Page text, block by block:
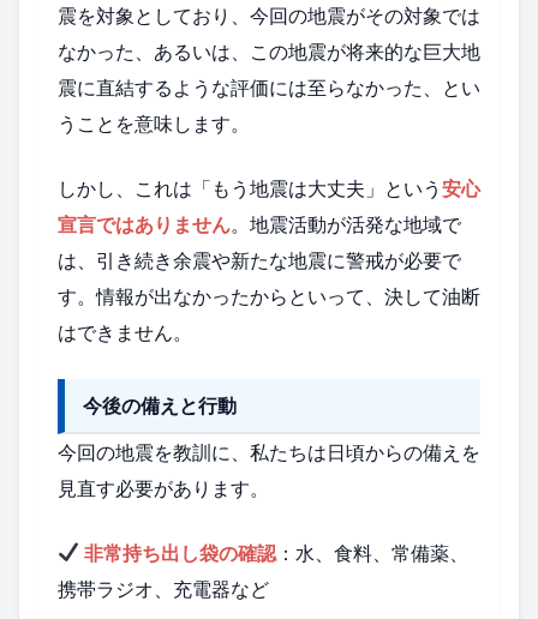
震を対象としており、今回の地震がその対象では
なかった、あるいは、この地震が将来的な巨大地
震に直結するような評価には至らなかった、とい
うことを意味します。
しかし、これは「もう地震は大丈夫」という安心
宣言ではありません。地震活動が活発な地域で
は、引き続き余震や新たな地震に警戒が必要で
す。情報が出なかったからといって、決して油断
はできません。
今後の備えと行動
今回の地震を教訓に、私たちは日頃からの備えを
見直す必要があります。
非常持ち出し袋の確認：水、食料、常備薬、
携帯ラジオ、充電器など